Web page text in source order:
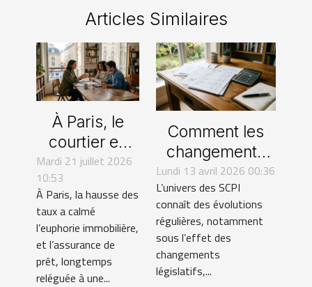
Articles Similaires
À Paris, le
courtier en
assurance de
bouleverse
les habitudes
d’achat
immobilier
Mardi 21 juillet 2026
10:53
À Paris, la hausse des
taux a calmé
l’euphorie immobilière,
et l’assurance de
prêt, longtemps
reléguée à une...
Comment les
changements
législatifs
influencent-ils
l'investissement
en SCPI ?
Lundi 13 avril 2026 00:36
L’univers des SCPI
connaît des évolutions
régulières, notamment
sous l’effet des
changements
législatifs,...